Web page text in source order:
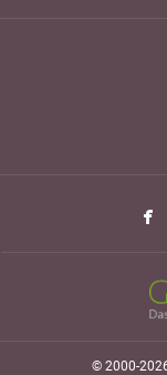
© 2000-